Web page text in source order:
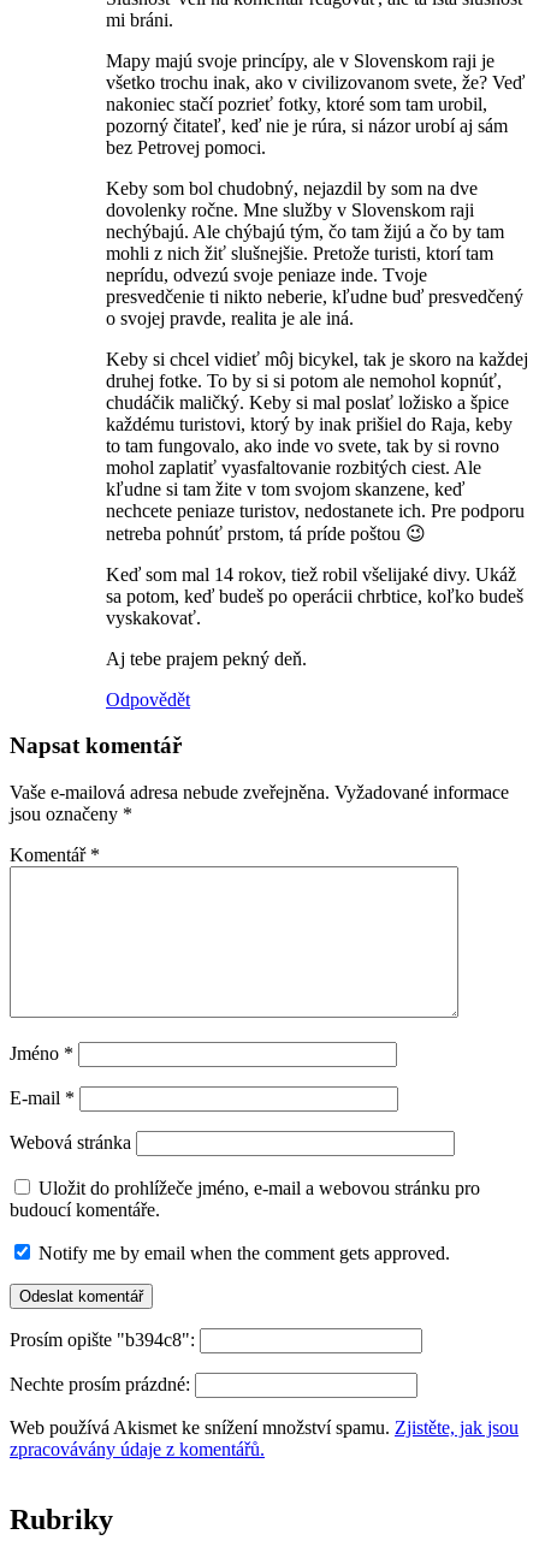
mi bráni.
Mapy majú svoje princípy, ale v Slovenskom raji je
všetko trochu inak, ako v civilizovanom svete, že? Veď
nakoniec stačí pozrieť fotky, ktoré som tam urobil,
pozorný čitateľ, keď nie je rúra, si názor urobí aj sám
bez Petrovej pomoci.
Keby som bol chudobný, nejazdil by som na dve
dovolenky ročne. Mne služby v Slovenskom raji
nechýbajú. Ale chýbajú tým, čo tam žijú a čo by tam
mohli z nich žiť slušnejšie. Pretože turisti, ktorí tam
neprídu, odvezú svoje peniaze inde. Tvoje
presvedčenie ti nikto neberie, kľudne buď presvedčený
o svojej pravde, realita je ale iná.
Keby si chcel vidieť môj bicykel, tak je skoro na každej
druhej fotke. To by si si potom ale nemohol kopnúť,
chudáčik maličký. Keby si mal poslať ložisko a špice
každému turistovi, ktorý by inak prišiel do Raja, keby
to tam fungovalo, ako inde vo svete, tak by si rovno
mohol zaplatiť vyasfaltovanie rozbitých ciest. Ale
kľudne si tam žite v tom svojom skanzene, keď
nechcete peniaze turistov, nedostanete ich. Pre podporu
netreba pohnúť prstom, tá príde poštou 😉
Keď som mal 14 rokov, tiež robil všelijaké divy. Ukáž
sa potom, keď budeš po operácii chrbtice, koľko budeš
vyskakovať.
Aj tebe prajem pekný deň.
Odpovědět
Napsat komentář
Vaše e-mailová adresa nebude zveřejněna. Vyžadované informace
jsou označeny *
Komentář *
Jméno *
E-mail *
Webová stránka
Uložit do prohlížeče jméno, e-mail a webovou stránku pro
budoucí komentáře.
Notify me by email when the comment gets approved.
Prosím opište "b394c8":
Nechte prosím prázdné:
Web používá Akismet ke snížení množství spamu. Zjistěte, jak jsou
zpracovávány údaje z komentářů.
Rubriky